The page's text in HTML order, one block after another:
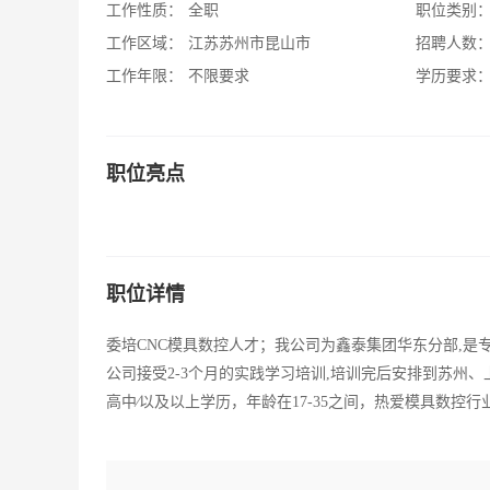
工作性质：
全职
工作区域：
江苏苏州市昆山市
工作年限：
不限要求
职位类别
招聘人数
学历要求
职位亮点
职位详情
委培CNC模具数控人才；我公司为鑫泰集团华东分部,是
公司接受2-3个月的实践学习培训,培训完后安排到苏州
高中∕以及以上学历，年龄在17-35之间，热爱模具数控